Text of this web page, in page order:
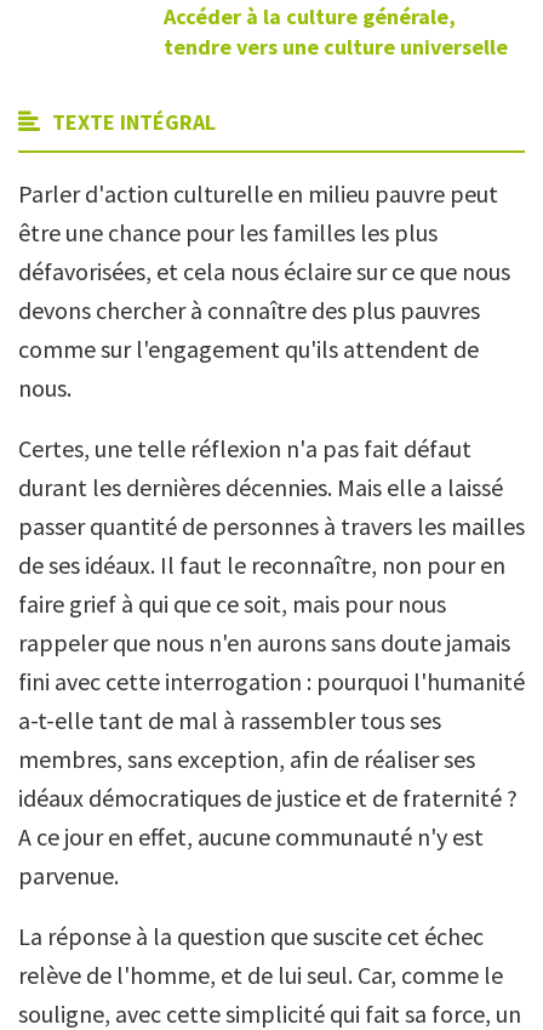
Accéder à la culture générale,
tendre vers une culture universelle
TEXTE INTÉGRAL
Parler d'action culturelle en milieu pauvre peut
être une chance pour les familles les plus
défavorisées, et cela nous éclaire sur ce que nous
devons chercher à connaître des plus pauvres
comme sur l'engagement qu'ils attendent de
nous.
Certes, une telle réflexion n'a pas fait défaut
durant les dernières décennies. Mais elle a laissé
passer quantité de personnes à travers les mailles
de ses idéaux. Il faut le reconnaître, non pour en
faire grief à qui que ce soit, mais pour nous
rappeler que nous n'en aurons sans doute jamais
fini avec cette interrogation : pourquoi l'humanité
a-t-elle tant de mal à rassembler tous ses
membres, sans exception, afin de réaliser ses
idéaux démocratiques de justice et de fraternité ?
A ce jour en effet, aucune communauté n'y est
parvenue.
La réponse à la question que suscite cet échec
relève de l'homme, et de lui seul. Car, comme le
souligne, avec cette simplicité qui fait sa force, un